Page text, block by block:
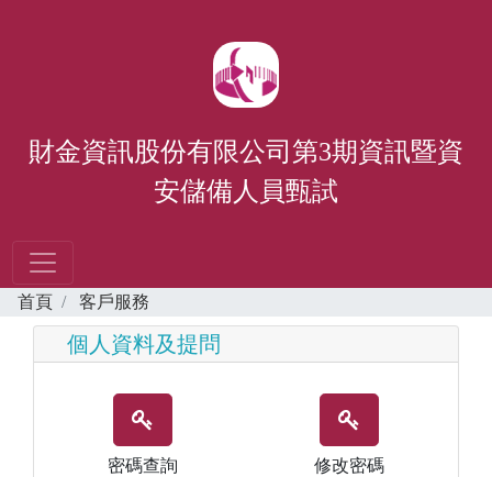
財金資訊股份有限公司第3期資訊暨資
安儲備人員甄試
首頁 客戶服務
個人資料及提問
密碼查詢 修改密碼